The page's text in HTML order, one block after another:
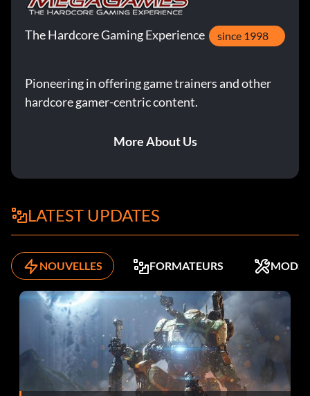
The Hardcore Gaming Experience since 1998
Pioneering in offering game trainers and other
hardcore gamer-centric content.
More About Us
LATEST UPDATES
NOUVELLES FORMATEURS MODS